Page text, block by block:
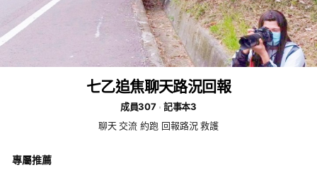
七乙追焦聊天路況回報
成員307
記事本3
聊天 交流 約跑 回報路況 救護
專屬推薦